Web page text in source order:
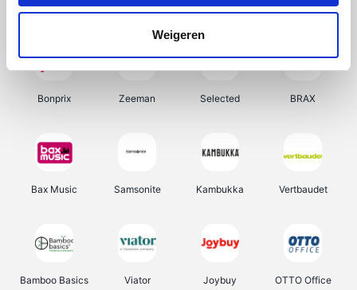
Weigeren
My Jewellery Tennis Point Samsung Delonghi
Bonprix Zeeman Selected BRAX
Bax Music Samsonite Kambukka Vertbaudet
Bamboo Basics Viator Joybuy OTTO Office